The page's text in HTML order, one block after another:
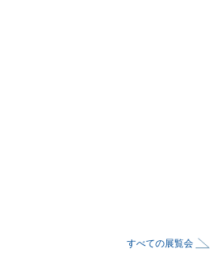
すべての展覧会